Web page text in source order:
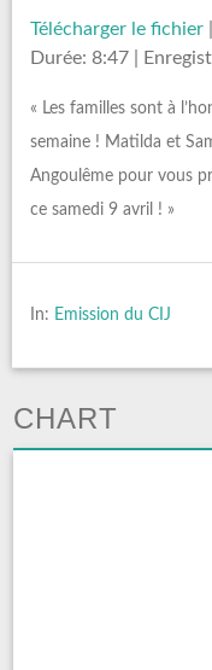
Télécharger le fichier
Durée: 8:47
« Les familles sont à
semaine ! Matilda et
Angoulême pour vous
ce samedi 9 avril ! »
In: Emission du CIJ
CHART